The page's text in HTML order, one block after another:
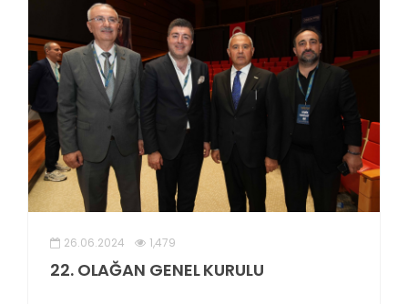
26.06.2024 1,479
22. OLAĞAN GENEL KURULU